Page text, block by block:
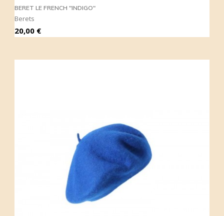
BERET LE FRENCH "INDIGO"
Berets
Prix
20,00 €